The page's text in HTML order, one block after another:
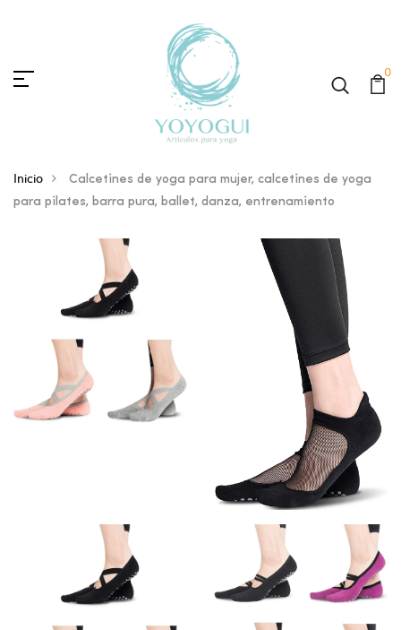
0
Inicio
Calcetines de yoga para mujer, calcetines de yoga
para pilates, barra pura, ballet, danza, entrenamiento